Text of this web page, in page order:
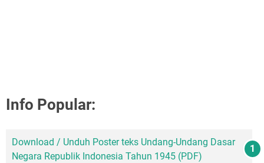
Info Popular:
Download / Unduh Poster teks Undang-Undang Dasar
Negara Republik Indonesia Tahun 1945 (PDF)